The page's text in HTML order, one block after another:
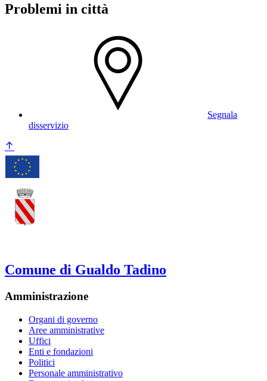
Problemi in città
Segnala
disservizio
Comune di Gualdo Tadino
Amministrazione
Organi di governo
Aree amministrative
Uffici
Enti e fondazioni
Politici
Personale amministrativo